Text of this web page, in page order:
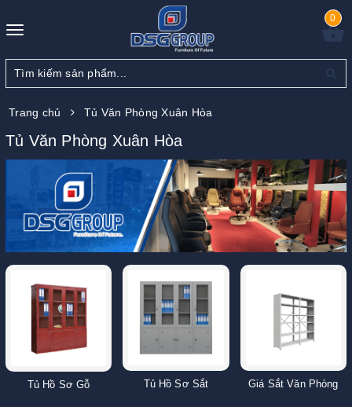
Toggle
0
Trang chủ Tủ Văn Phòng Xuân Hòa
Tủ Văn Phòng Xuân Hòa
Tủ Hồ Sơ Gỗ Tủ Hồ Sơ Sắt Giá Sắt Văn Phòng